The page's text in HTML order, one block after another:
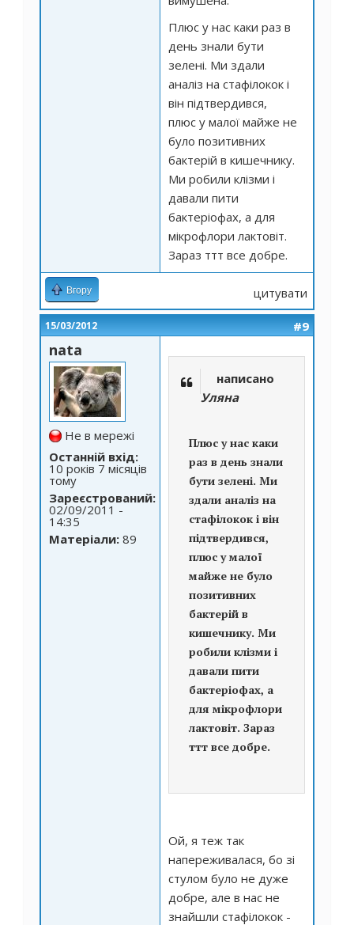
Плюс у нас каки раз в
день знали бути
зелені. Ми здали
аналіз на стафілокок і
він підтвердився,
плюс у малої майже не
було позитивних
бактерій в кишечнику.
Ми робили клізми і
давали пити
бактеріофах, а для
мікрофлори лактовіт.
Зараз ттт все добре.
Вгору цитувати
15/03/2012 #9
nata
Не в мережі
Останній вхід:
10 років 7 місяців
тому
Зареєстрований:
02/09/2011 -
14:35
Матеріали: 89
написано
Уляна
Плюс у нас каки
раз в день знали
бути зелені. Ми
здали аналіз на
стафілокок і він
підтвердився,
плюс у малої
майже не було
позитивних
бактерій в
кишечнику. Ми
робили клізми і
давали пити
бактеріофах, а
для мікрофлори
лактовіт. Зараз
ттт все добре.
Ой, я теж так
напереживалася, бо зі
стулом було не дуже
добре, але в нас не
знайшли стафілокок -